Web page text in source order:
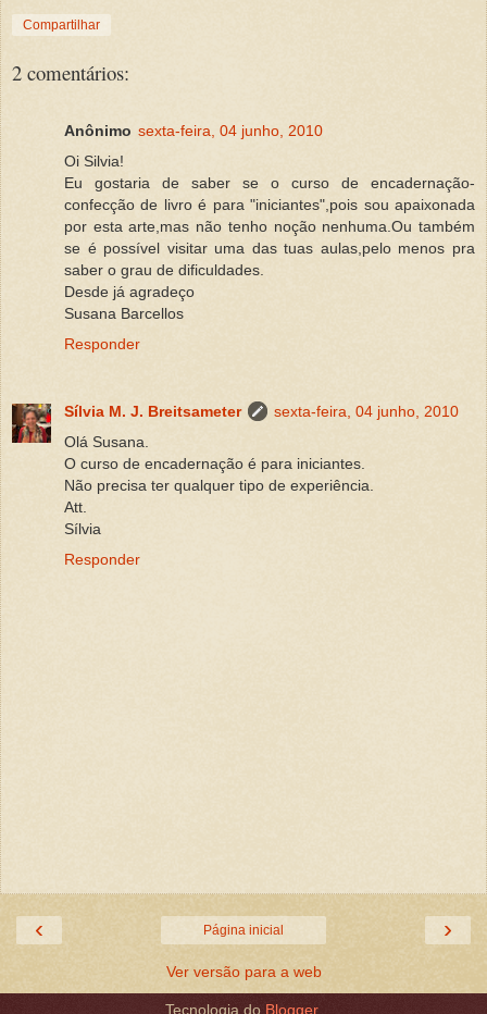
Compartilhar
2 comentários:
Anônimo sexta-feira, 04 junho, 2010
Oi Silvia!
Eu gostaria de saber se o curso de encadernação-
confecção de livro é para "iniciantes",pois sou apaixonada
por esta arte,mas não tenho noção nenhuma.Ou também
se é possível visitar uma das tuas aulas,pelo menos pra
saber o grau de dificuldades.
Desde já agradeço
Susana Barcellos
Responder
Sílvia M. J. Breitsameter
sexta-feira, 04 junho, 2010
Olá Susana.
O curso de encadernação é para iniciantes.
Não precisa ter qualquer tipo de experiência.
Att.
Sílvia
Responder
‹ ›
Página inicial
Ver versão para a web
Tecnologia do Blogger.